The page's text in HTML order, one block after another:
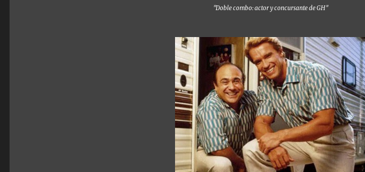
"Doble combo: actor y concursante de GH"